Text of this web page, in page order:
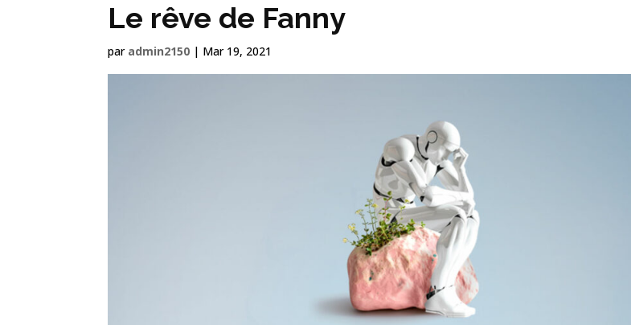
Le rêve de Fanny
par admin2150 | Mar 19, 2021